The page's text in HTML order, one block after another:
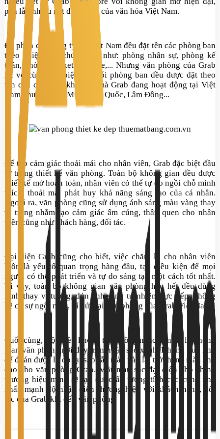
pha lẫn nhiều nét đặc trưng của văn hóa Việt Nam.
Đa phần các công ty tại Việt Nam đều đặt tên các phòng ban
theo nhiệm vụ, chức năng như: phòng nhân sự, phòng kế
toán, phòng marketing&sale,... Nhưng văn phòng của Grab
lại vô cùng đặc biệt khi mỗi phòng ban đều được đặt theo
tên của các tỉnh, khu vực mà Grab đang hoạt động tại Việt
Nam như: Hồ Chí Minh, Phú Quốc, Lâm Đồng...
Để tạo cảm giác thoải mái cho nhân viên, Grab đặc biệt đầu
tư trong thiết kế văn phòng. Toàn bộ không gian đều được
thiết kế mở hoàn toàn, nhân viên có thể tự do ngồi chỗ mình
thích, thoải mái phát huy khả năng sáng tạo của cá nhân.
Ngoài ra, văn phòng cũng sử dụng ánh sáng màu vàng thay
vì trắng nhằm tạo cảm giác ấm cúng, thân quen cho nhân
viên cũng như khách hàng, đối tác.
Đại diệnGrab cũng cho biết, việc chăm lo cho nhân viên
luôn là yếu tố quan trọng hàng đầu, tạo điều kiện để mọi
người có thể phát triển và tự do sáng tạo một cách tốt nhất.
Vì vậy,toàn bộkhông gian văn phòng
hầu hết đều dùng
kính thay vì tường, đón ánh sáng tự nhiên trực tiếp, không
hề có sự ngột ngạt, bí bức tại văn phòng của Grab Việt Nam.
Cuối cùng, một điều không thể không nhắc đến đó là không
gian văn phòng nơi đây tràn ngập sắc xanh. Không quá khó
để đoán được lý do tại sao sắc màu này lại trở thành màu chủ
đạo cho văn phòng Grab. Một màu sắc đại diện cho chính
thương hiệu mình sẽ tạo được ấn tượng tích cực cũng như
nhấn mạnh độ nhận diện thương hiệu với khách hàng, đối
tác của Grab khi đến văn phòng.